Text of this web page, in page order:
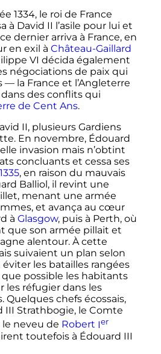
1334, le roi de France
à David II l’asile pour lui et
dernier arriva à France, en
en exil à Château-Gaillard
VI décida également
négociations de paix qui
— la France et l’Angleterre
des conflits qui
de Cent Ans.
II, plusieurs Gardiens
En novembre, Édouard
invasion mais n’obtint
concluants et cessa ses
1335, en raison du mauvais
Balliol, il revint une
menant une armée
, et avança au cœur
à Glasgow, puis à Perth, où
que son armée pillait et
alentour. À cette
suivaient un plan selon
les batailles rangées
possible les habitants
les réfugier dans les
Quelques chefs écossais,
Strathbogie, le Comte
le neveu de Robert Ier
toutefois à Édouard III